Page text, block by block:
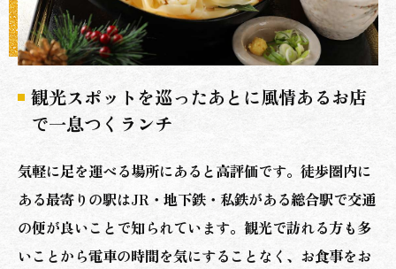
観光スポットを巡ったあとに風情あるお店
で一息つくランチ
気軽に足を運べる場所にあると高評価です。徒歩圏内に
ある最寄りの駅はJR・地下鉄・私鉄がある総合駅で交通
の便が良いことで知られています。観光で訪れる方も多
いことから電車の時間を気にすることなく、お食事をお